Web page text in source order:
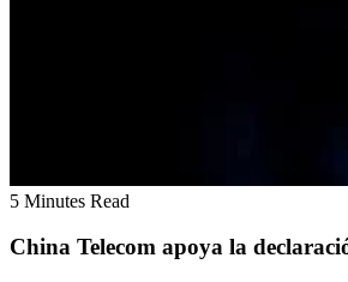
5 Minutes Read
China Telecom apoya la